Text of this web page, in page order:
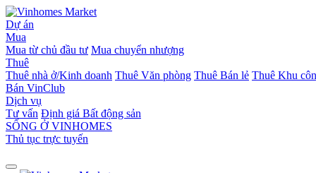
Dự án
Mua
Mua từ chủ đầu tư Mua chuyển nhượng
Thuê
Thuê nhà ở/Kinh doanh Thuê Văn phòng Thuê Bán lẻ Thuê Khu
Bán VinClub
Dịch vụ
Tư vấn Định giá Bất động sản
SỐNG Ở VINHOMES
Thủ tục trực tuyến